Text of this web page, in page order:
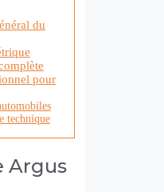
du
pour
technique
Argus